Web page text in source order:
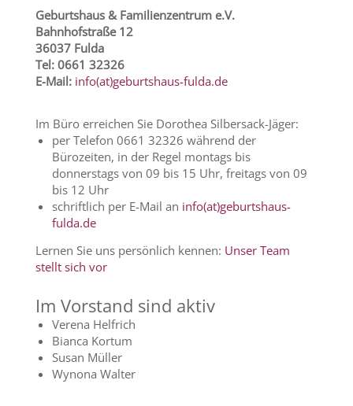
s
F
e
l
d
e
e
Geburtshaus & Familienzentrum e.V.
Bahnhofstraße 12
36037 Fulda
Tel: 0661 32326
E-Mail: info(at)geburtshaus-fulda.de
Im Büro erreichen Sie Dorothea Silbersack-Jäger:
per Telefon 0661 32326 während der
Bürozeiten, in der Regel montags bis
donnerstags von 09 bis 15 Uhr, freitags von 09
bis 12 Uhr
schriftlich per E-Mail an info(at)geburtshaus-
fulda.de
Lernen Sie uns persönlich kennen: Unser Team
stellt sich vor
Im Vorstand sind aktiv
Verena Helfrich
Bianca Kortum
Susan Müller
Wynona Walter